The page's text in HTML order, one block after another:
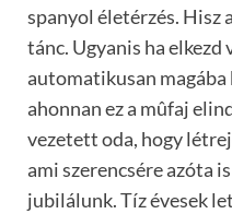
spanyol életérzés. Hisz
tánc. Ugyanis ha elkezd
automatikusan
ahonnan ez a mûfaj
vezetett oda, hogy
ami szerencsére azóta
jubilálunk. Tíz évesek